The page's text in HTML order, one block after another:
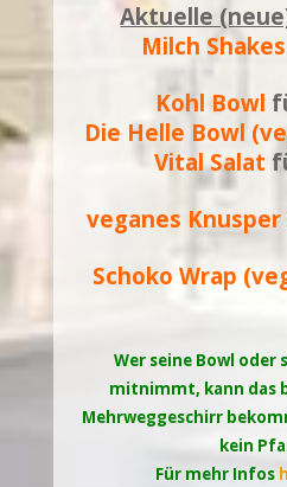
Aktuelle
Milch Shakes
Kohl Bowl
Die Helle Bowl
Vital Salat
veganes Knusper
Schoko Wrap
Wer seine Bowl oder
mitnimmt, kann das
Mehrweggeschirr
kein
Für mehr Infos